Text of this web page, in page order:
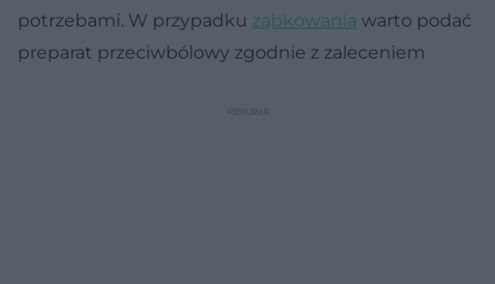
potrzebami. W przypadku ząbkowania warto podać
preparat przeciwbólowy zgodnie z zaleceniem